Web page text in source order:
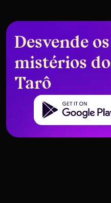
Desvende os
mistérios do
Tarô
Get it on Google Play